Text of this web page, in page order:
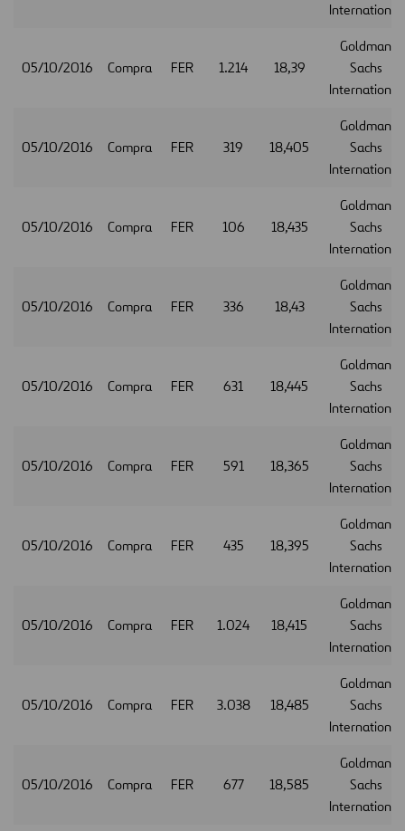
International
05/10/2016 Compra FER 1.214 18,39
Goldman
Sachs
International
05/10/2016 Compra FER 319 18,405
Goldman
Sachs
International
05/10/2016 Compra FER 106 18,435
Goldman
Sachs
International
05/10/2016 Compra FER 336 18,43
Goldman
Sachs
International
05/10/2016 Compra FER 631 18,445
Goldman
Sachs
International
05/10/2016 Compra FER 591 18,365
Goldman
Sachs
International
05/10/2016 Compra FER 435 18,395
Goldman
Sachs
International
05/10/2016 Compra FER 1.024 18,415
Goldman
Sachs
International
05/10/2016 Compra FER 3.038 18,485
Goldman
Sachs
International
05/10/2016 Compra FER 677 18,585
Goldman
Sachs
International